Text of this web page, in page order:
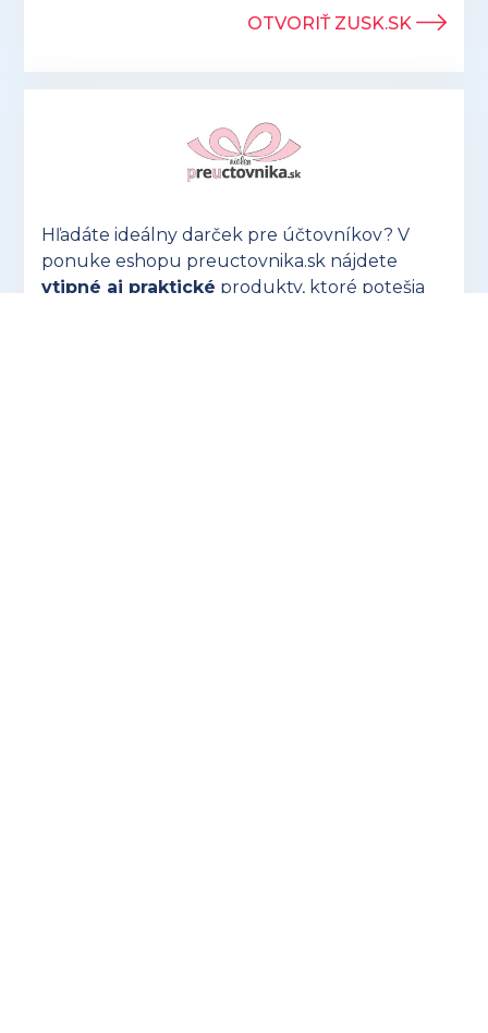
OTVORIŤ ZUSK.SK
Hľadáte ideálny darček pre účtovníkov? V
ponuke eshopu preuctovnika.sk nájdete
vtipné aj praktické produkty, ktoré potešia